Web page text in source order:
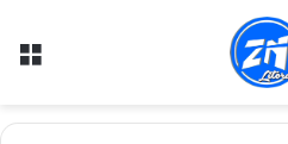
Menu